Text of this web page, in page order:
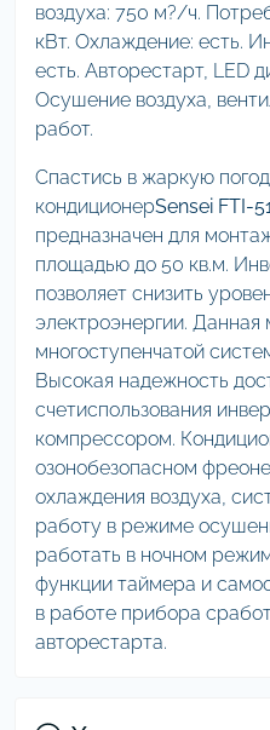
воздуха: 750 м?/ч.
кВт. Охлаждение: есть.
есть. Авторестарт, LED
Осушение воздуха,
работ.
Спастись в жаркую
кондиционерSensei FTI-
предназначен для
площадью до 50 кв.м.
позволяет снизить
электроэнергии.
многоступенчатой
Высокая надежность
счетиспользования
компрессором.
озонобезопасном
охлаждения воздуха,
работу в режиме
работать в ночном
функции таймера и
в работе прибора
авторестарта.